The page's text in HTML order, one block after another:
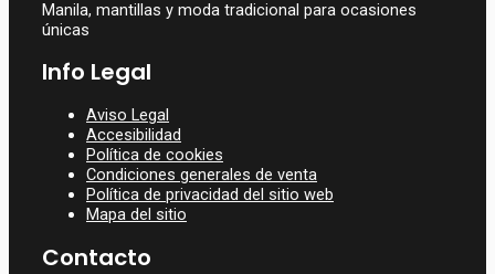
Manila, mantillas y moda tradicional para ocasiones
únicas
Info Legal
Aviso Legal
Accesibilidad
Política de cookies
Condiciones generales de venta
Política de privacidad del sitio web
Mapa del sitio
Contacto